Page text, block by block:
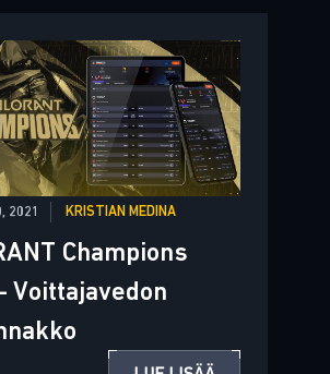
2021 KRISTIAN MEDINA
Champions
Voittajavedon